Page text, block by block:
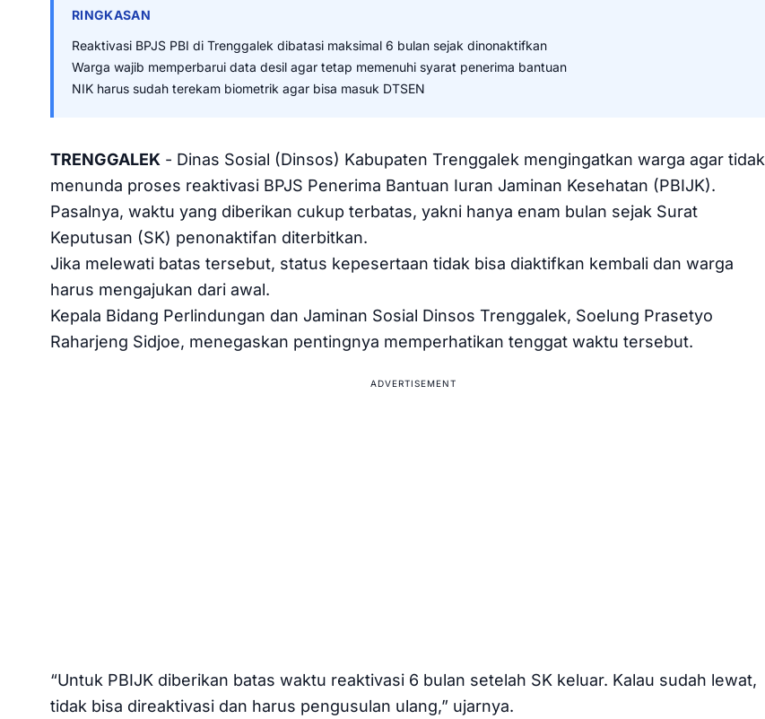
RINGKASAN
Reaktivasi BPJS PBI di Trenggalek dibatasi maksimal 6 bulan sejak dinonaktifkan
Warga wajib memperbarui data desil agar tetap memenuhi syarat penerima bantuan
NIK harus sudah terekam biometrik agar bisa masuk DTSEN
TRENGGALEK - Dinas Sosial (Dinsos) Kabupaten Trenggalek mengingatkan warga agar tidak
menunda proses reaktivasi BPJS Penerima Bantuan Iuran Jaminan Kesehatan (PBIJK).
Pasalnya, waktu yang diberikan cukup terbatas, yakni hanya enam bulan sejak Surat
Keputusan (SK) penonaktifan diterbitkan.
Jika melewati batas tersebut, status kepesertaan tidak bisa diaktifkan kembali dan warga
harus mengajukan dari awal.
Kepala Bidang Perlindungan dan Jaminan Sosial Dinsos Trenggalek, Soelung Prasetyo
Raharjeng Sidjoe, menegaskan pentingnya memperhatikan tenggat waktu tersebut.
ADVERTISEMENT
“Untuk PBIJK diberikan batas waktu reaktivasi 6 bulan setelah SK keluar. Kalau sudah lewat,
tidak bisa direaktivasi dan harus pengusulan ulang,” ujarnya.